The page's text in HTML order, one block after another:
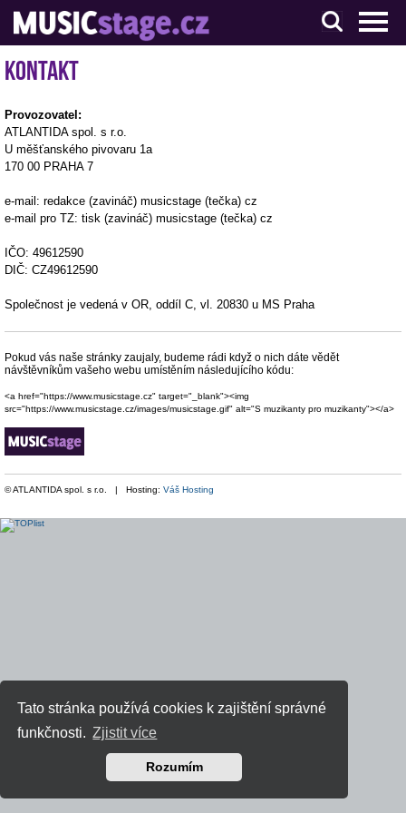
Tato stránka používá cookies k zajištění správné
funkčnosti. Zjistit více
Rozumím
S muzikanty pro muzikanty
Kontakt
Provozovatel:
ATLANTIDA spol. s r.o.
U měšťanského pivovaru 1a
170 00 PRAHA 7
e-mail: redakce (zavináč) musicstage (tečka) cz
e-mail pro TZ: tisk (zavináč) musicstage (tečka) cz
IČO: 49612590
DIČ: CZ49612590
Společnost je vedená v OR, oddíl C, vl. 20830 u MS Praha
Pokud vás naše stránky zaujaly, budeme rádi když o nich dáte vědět
návštěvníkům vašeho webu umístěním následujícího kódu:
<a href="https://www.musicstage.cz" target="_blank"><img
src="https://www.musicstage.cz/images/musicstage.gif" alt="S muzikanty pro muzikanty"></a>
© ATLANTIDA spol. s r.o. | Hosting: Váš Hosting